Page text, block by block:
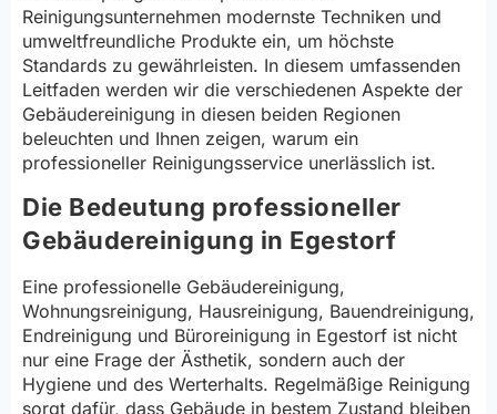
Reinigungsunternehmen modernste Techniken und
umweltfreundliche Produkte ein, um höchste
Standards zu gewährleisten. In diesem umfassenden
Leitfaden werden wir die verschiedenen Aspekte der
Gebäudereinigung in diesen beiden Regionen
beleuchten und Ihnen zeigen, warum ein
professioneller Reinigungsservice unerlässlich ist.
Die Bedeutung professioneller
Gebäudereinigung in Egestorf
Eine professionelle Gebäudereinigung,
Wohnungsreinigung, Hausreinigung, Bauendreinigung,
Endreinigung und Büroreinigung in Egestorf ist nicht
nur eine Frage der Ästhetik, sondern auch der
Hygiene und des Werterhalts. Regelmäßige Reinigung
sorgt dafür, dass Gebäude in bestem Zustand bleiben